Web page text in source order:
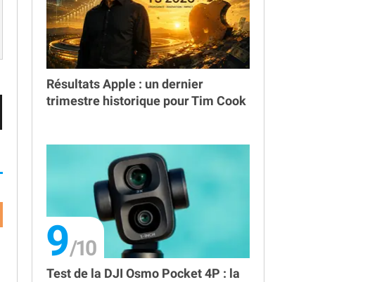
Résultats Apple : un dernier
trimestre historique pour Tim Cook
9
Test de la DJI Osmo Pocket 4P : la